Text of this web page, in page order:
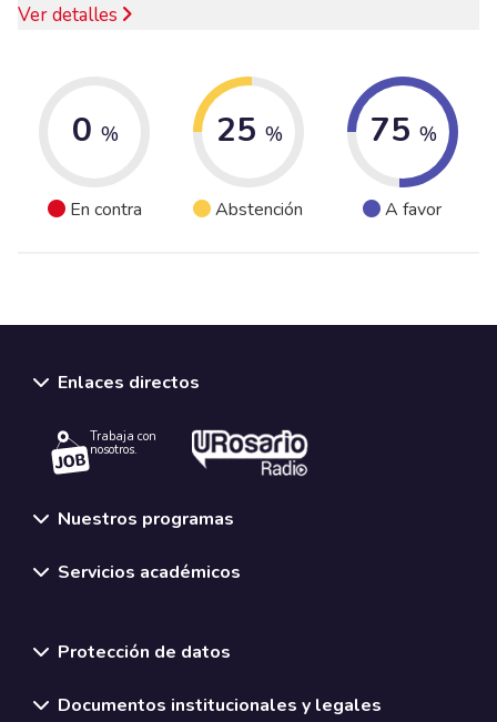
Ver detalles
0 %
En contra
25 %
Abstención
75 %
A favor
Enlaces directos
Trabaja con
nosotros.
Nuestros programas
Servicios académicos
Protección de datos
Documentos institucionales y legales